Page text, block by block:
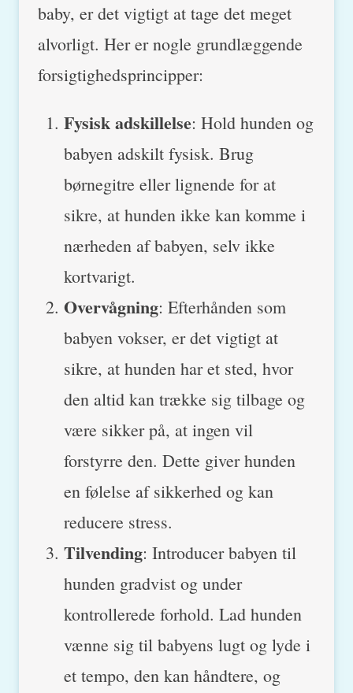
baby, er det vigtigt at tage det meget
alvorligt. Her er nogle grundlæggende
forsigtighedsprincipper:
Fysisk adskillelse: Hold hunden og
babyen adskilt fysisk. Brug
børnegitre eller lignende for at
sikre, at hunden ikke kan komme i
nærheden af babyen, selv ikke
kortvarigt.
Overvågning: Efterhånden som
babyen vokser, er det vigtigt at
sikre, at hunden har et sted, hvor
den altid kan trække sig tilbage og
være sikker på, at ingen vil
forstyrre den. Dette giver hunden
en følelse af sikkerhed og kan
reducere stress.
Tilvending: Introducer babyen til
hunden gradvist og under
kontrollerede forhold. Lad hunden
vænne sig til babyens lugt og lyde i
et tempo, den kan håndtere, og